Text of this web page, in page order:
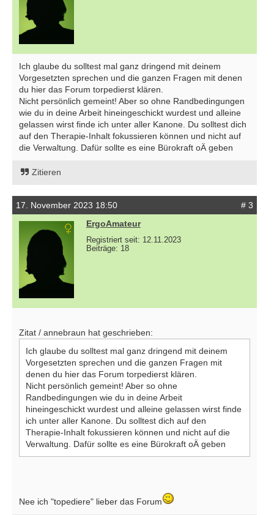
Ich glaube du solltest mal ganz dringend mit deinem
Vorgesetzten sprechen und die ganzen Fragen mit denen
du hier das Forum torpedierst klären.
Nicht persönlich gemeint! Aber so ohne Randbedingungen
wie du in deine Arbeit hineingeschickt wurdest und alleine
gelassen wirst finde ich unter aller Kanone. Du solltest dich
auf den Therapie-Inhalt fokussieren können und nicht auf
die Verwaltung. Dafür sollte es eine Bürokraft oÄ geben
Zitieren
17. November 2023 18:50
# 3
ErgoAmateur
Registriert seit: 12.11.2023
Beiträge: 18
Zitat / annebraun hat geschrieben:
Ich glaube du solltest mal ganz dringend mit deinem
Vorgesetzten sprechen und die ganzen Fragen mit
denen du hier das Forum torpedierst klären.
Nicht persönlich gemeint! Aber so ohne
Randbedingungen wie du in deine Arbeit
hineingeschickt wurdest und alleine gelassen wirst finde
ich unter aller Kanone. Du solltest dich auf den
Therapie-Inhalt fokussieren können und nicht auf die
Verwaltung. Dafür sollte es eine Bürokraft oÄ geben
Nee ich "topediere" lieber das Forum